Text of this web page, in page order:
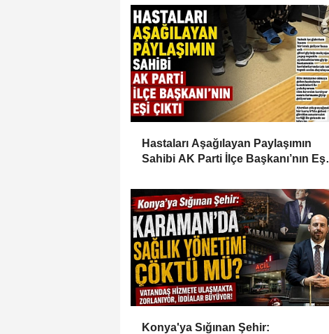
Hastaları Aşağılayan Paylaşımın
Sahibi AK Parti İlçe Başkanı’nın Eşi
Konya'ya Sığınan Şehir: